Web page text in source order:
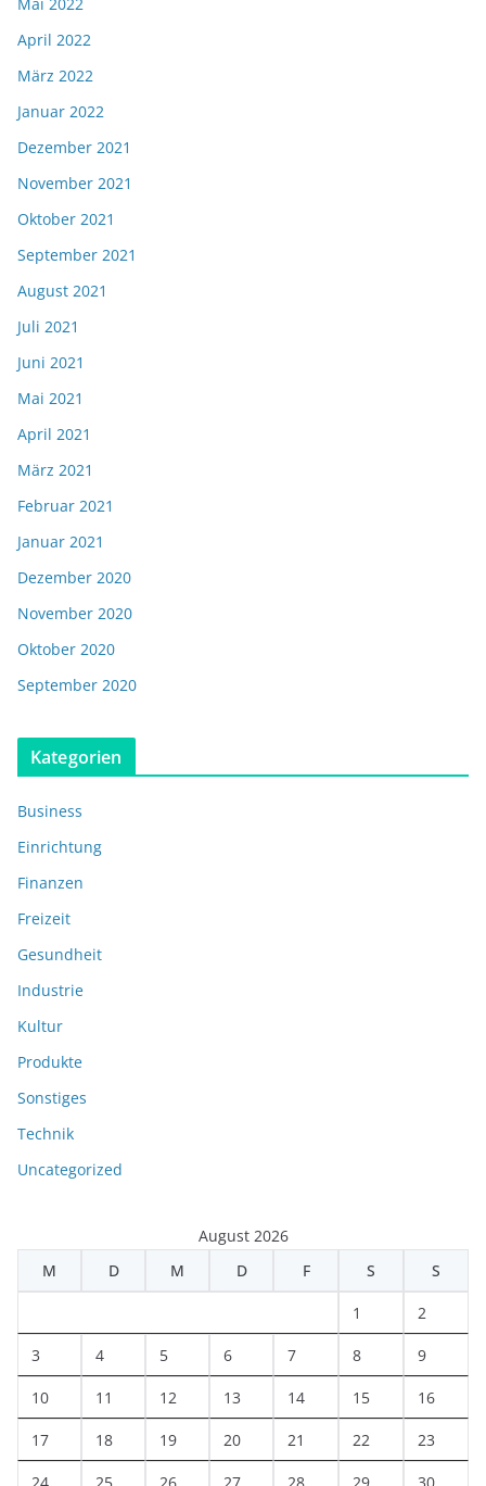
April 2022
März 2022
Januar 2022
Dezember 2021
November 2021
Oktober 2021
September 2021
August 2021
Juli 2021
Juni 2021
Mai 2021
April 2021
März 2021
Februar 2021
Januar 2021
Dezember 2020
November 2020
Oktober 2020
September 2020
Kategorien
Business
Einrichtung
Finanzen
Freizeit
Gesundheit
Industrie
Kultur
Produkte
Sonstiges
Technik
Uncategorized
August 2026
M
D M D F S S
1 2
3 4 5 6 7 8 9
10 11 12 13 14 15 16
17 18 19 20 21 22 23
24 25 26 27 28 29 30